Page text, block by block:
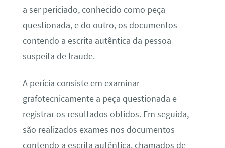
a ser periciado, conhecido como peça
questionada, e do outro, os documentos
contendo a escrita autêntica da pessoa
suspeita de fraude.
A perícia consiste em examinar
grafotecnicamente a peça questionada e
registrar os resultados obtidos. Em seguida,
são realizados exames nos documentos
contendo a escrita autêntica, chamados de